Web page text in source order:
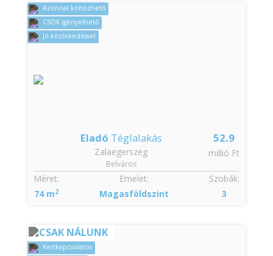
Azonnal költözhető
CSOK igényelhető
Jó közlekedéssel
52.9
millió Ft
Eladó Téglalakás
Zalaegerszeg
Belváros
Szobák:
3
Méret:
74 m2
Emelet:
Magasföldszint
CSAK NÁLUNK
Kertkapcsolatos